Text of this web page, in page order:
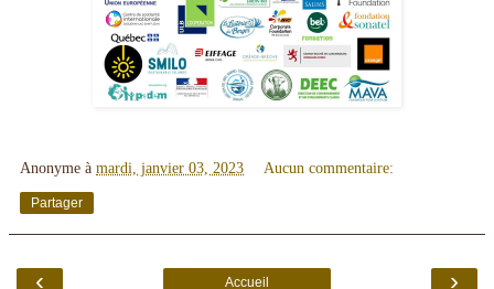
Anonyme à mardi, janvier 03, 2023 Aucun commentaire:
Partager
‹ ›
Accueil